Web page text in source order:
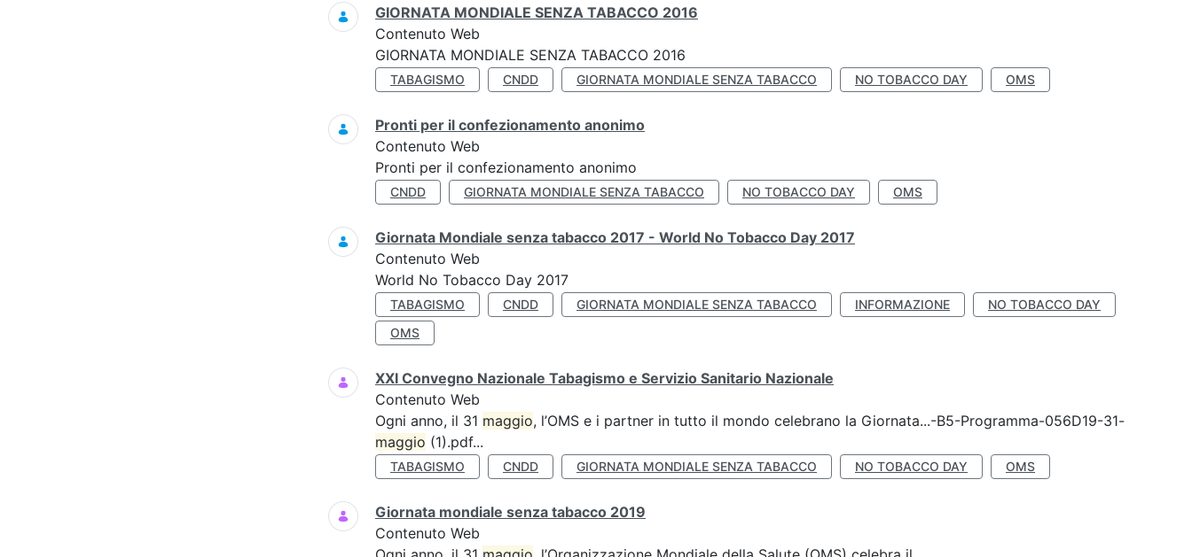
GIORNATA MONDIALE SENZA TABACCO 2016
Contenuto Web
GIORNATA MONDIALE SENZA TABACCO 2016
TABAGISMO CNDD GIORNATA MONDIALE SENZA TABACCO NO TOBACCO DAY OMS
Pronti per il confezionamento anonimo
Contenuto Web
Pronti per il confezionamento anonimo
CNDD GIORNATA MONDIALE SENZA TABACCO NO TOBACCO DAY OMS
Giornata Mondiale senza tabacco 2017 - World No Tobacco Day 2017
Contenuto Web
World No Tobacco Day 2017
TABAGISMO CNDD GIORNATA MONDIALE SENZA TABACCO INFORMAZIONE
NO TOBACCO DAY
OMS
XXI Convegno Nazionale Tabagismo e Servizio Sanitario Nazionale
Contenuto Web
Ogni anno, il 31 maggio, l’OMS e i partner in tutto il mondo celebrano la Giornata...-B5-Programma-056D19-31-
maggio (1).pdf...
TABAGISMO CNDD GIORNATA MONDIALE SENZA TABACCO NO TOBACCO DAY OMS
Giornata mondiale senza tabacco 2019
Contenuto Web